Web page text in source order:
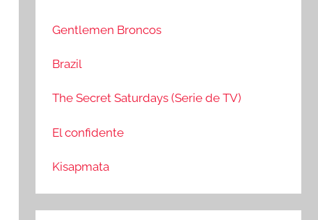
:Gentlemen Broncos
Brazil
The Secret Saturdays (Serie de TV)
El confidente
Kisapmata